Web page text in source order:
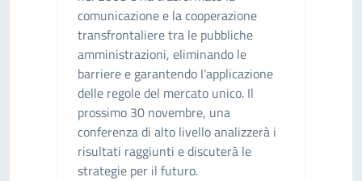
comunicazione e la cooperazione
transfrontaliere tra le pubbliche
amministrazioni, eliminando le
barriere e garantendo l'applicazione
delle regole del mercato unico. Il
prossimo 30 novembre, una
conferenza di alto livello analizzerà i
risultati raggiunti e discuterà le
strategie per il futuro.